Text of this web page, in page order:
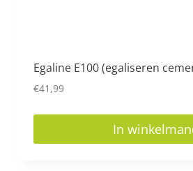
Egaline E100 (egaliseren
€41,99
In